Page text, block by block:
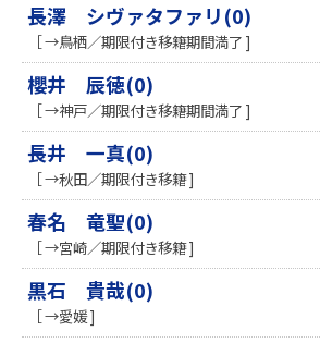
長澤 シヴァタファリ(0)
［ →鳥栖／期限付き移籍期間満了 ]
櫻井 辰徳(0)
［ →神戸／期限付き移籍期間満了 ]
長井 一真(0)
［ →秋田／期限付き移籍 ]
春名 竜聖(0)
［ →宮崎／期限付き移籍 ]
黒石 貴哉(0)
［ →愛媛 ]